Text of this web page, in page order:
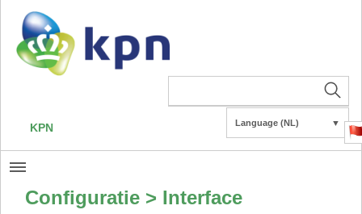
KPN Language (NL) ▼
Configuratie > Interface